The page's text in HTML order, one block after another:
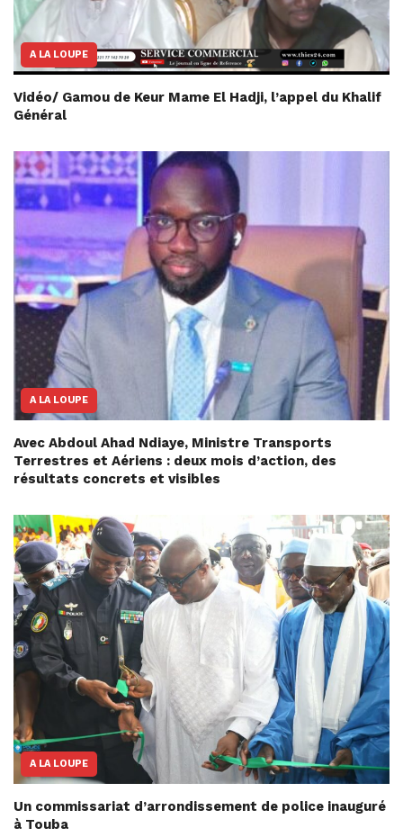
A LA LOUPE
Vidéo/ Gamou de Keur Mame El Hadji, l’appel du Khalif
Général
A LA LOUPE
Avec Abdoul Ahad Ndiaye, Ministre Transports
Terrestres et Aériens : deux mois d’action, des
résultats concrets et visibles
A LA LOUPE
Un commissariat d’arrondissement de police inauguré
à Touba